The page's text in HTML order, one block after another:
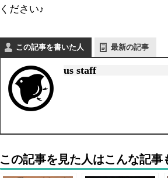
ください♪
この記事を書いた人 最新の記事
us staff
この記事を見た人はこんな記事